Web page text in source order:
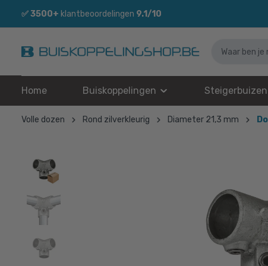
✅3500+ klantbeoordelingen 9.1/10
Home Buiskoppelingen Steigerbuizen
Volle dozen Rond zilverkleurig Diameter 21,3 mm